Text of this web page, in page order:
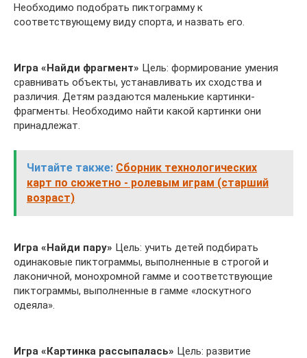
Необходимо подобрать пиктограмму к
соответствующему виду спорта, и назвать его.
Игра «Найди фрагмент» Цель: формирование умения
сравнивать объекты, устанавливать их сходства и
различия. Детям раздаются маленькие картинки-
фрагменты. Необходимо найти какой картинки они
принадлежат.
Читайте также: Сборник технологических
карт по сюжетно - ролевым играм (старший
возраст)
Игра «Найди пару» Цель: учить детей подбирать
одинаковые пиктограммы, выполненные в строгой и
лаконичной, монохромной гамме и соответствующие
пиктограммы, выполненные в гамме «лоскутного
одеяла».
Игра «Картинка рассыпалась» Цель: развитие